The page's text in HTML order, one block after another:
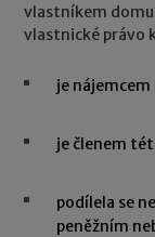
vlastníkem
vlastnické právo
je
je členem
podílela se
peněžním